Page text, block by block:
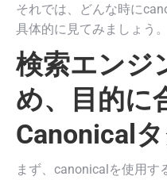
それでは、どんな時に
具体的に見てみましょう。
検索エンジ
め、目的に
Canonical
まず、canonicalを使用す